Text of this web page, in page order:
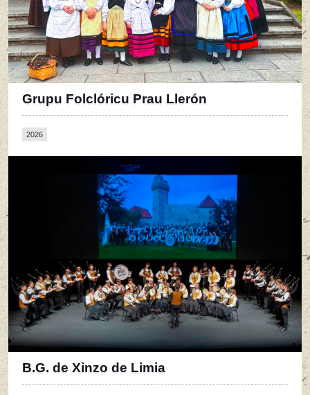
Grupu Folclóricu Prau Llerón
2026
B.G. de Xinzo de Limia